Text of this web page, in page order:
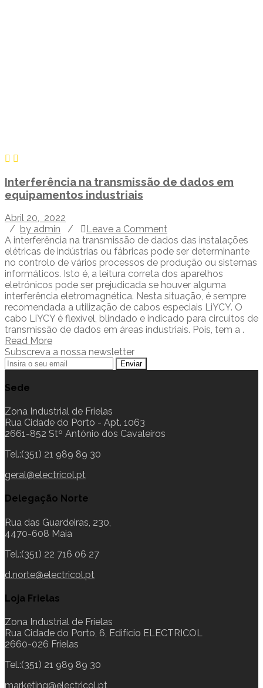
Interferência na transmissão de dados em
equipamentos industriais
Abril 20, 2022
/ by admin /
Leave a Comment
A interferência na transmissão de dados das instalações
elétricas de indústrias ou fábricas pode ser determinante
no controlo de vários processos de produção ou sistemas
informáticos. Isto é, a leitura correta dos aparelhos
eletrónicos pode ser prejudicada se houver alguma
interferência eletromagnética. Nesta situação, é sempre
recomendada a utilização de cabos especiais LiYCY. O
cabo LiYCY é flexível, blindado e indicado para circuitos de
transmissão de dados em áreas industriais. Pois, tem a .
Read More
Subscreva a nossa newsletter
Sede
Zona Industrial de Frielas
Rua Cidade do Porto - Apt. 1063
2661-852 Stº António dos Cavaleiros
Tel.:(351) 21 989 89 30
geral@electricol.pt
Delegação Norte
Rua das Guardeiras, 230,
4470-608 Maia
Tel.:(351) 22 716 06 27
d.norte@electricol.pt
Loja Frielas
Zona Industrial de Frielas
Rua Cidade do Porto, 6, Edifício ELECTRICOL
2660-026 Frielas
Tel.:(351) 21 989 89 30
marketing@electricol.pt